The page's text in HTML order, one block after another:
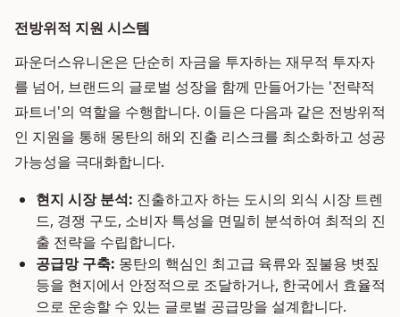
전방위적 지원 시스템
파운더스유니온은 단순히 자금을 투자하는 재무적 투자자
를 넘어, 브랜드의 글로벌 성장을 함께 만들어가는 '전략적
파트너'의 역할을 수행합니다. 이들은 다음과 같은 전방위적
인 지원을 통해 몽탄의 해외 진출 리스크를 최소화하고 성공
가능성을 극대화합니다.
현지 시장 분석: 진출하고자 하는 도시의 외식 시장 트렌
드, 경쟁 구도, 소비자 특성을 면밀히 분석하여 최적의 진
출 전략을 수립합니다.
공급망 구축: 몽탄의 핵심인 최고급 육류와 짚불용 볏짚
등을 현지에서 안정적으로 조달하거나, 한국에서 효율적
으로 운송할 수 있는 글로벌 공급망을 설계합니다.